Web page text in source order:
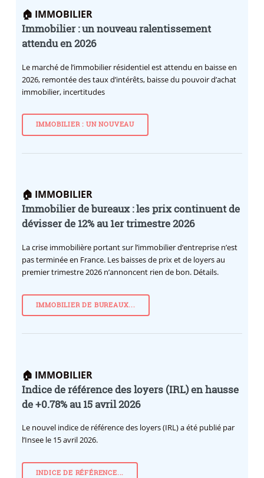
🏠 IMMOBILIER
Immobilier : un nouveau ralentissement
attendu en 2026
Le marché de l’immobilier résidentiel est attendu en baisse en
2026, remontée des taux d’intérêts, baisse du pouvoir d’achat
immobilier, incertitudes
IMMOBILIER : UN NOUVEAU
🏠 IMMOBILIER
Immobilier de bureaux : les prix continuent de
dévisser de 12% au 1er trimestre 2026
La crise immobilière portant sur l’immobilier d’entreprise n’est
pas terminée en France. Les baisses de prix et de loyers au
premier trimestre 2026 n’annoncent rien de bon. Détails.
IMMOBILIER DE BUREAUX...
🏠 IMMOBILIER
Indice de référence des loyers (IRL) en hausse
de +0.78% au 15 avril 2026
Le nouvel indice de référence des loyers (IRL) a été publié par
l’Insee le 15 avril 2026.
INDICE DE RÉFÉRENCE...